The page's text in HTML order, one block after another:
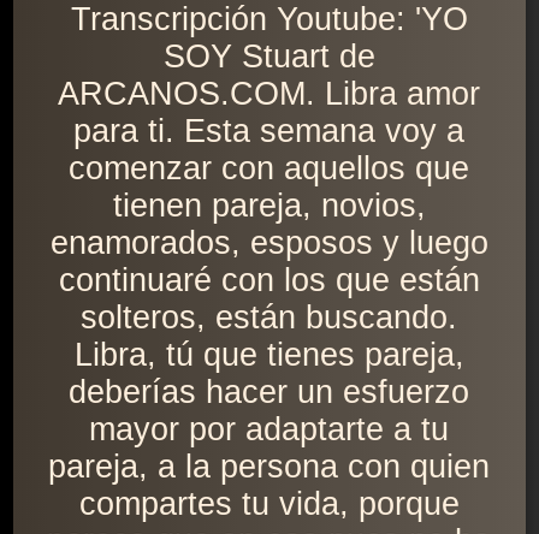
Transcripción Youtube: 'YO
SOY Stuart de
ARCANOS.COM. Libra amor
para ti. Esta semana voy a
comenzar con aquellos que
tienen pareja, novios,
enamorados, esposos y luego
continuaré con los que están
solteros, están buscando.
Libra, tú que tienes pareja,
deberías hacer un esfuerzo
mayor por adaptarte a tu
pareja, a la persona con quien
compartes tu vida, porque